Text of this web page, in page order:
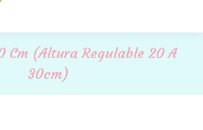
Cm (altura Regulable 20 A
30cm)